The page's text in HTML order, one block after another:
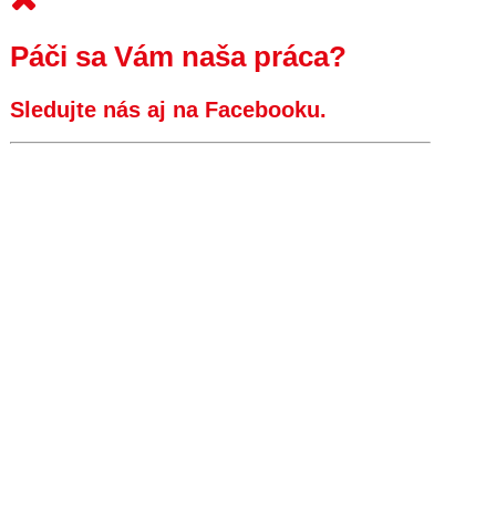
Páči sa Vám naša práca?
Sledujte nás aj na Facebooku.